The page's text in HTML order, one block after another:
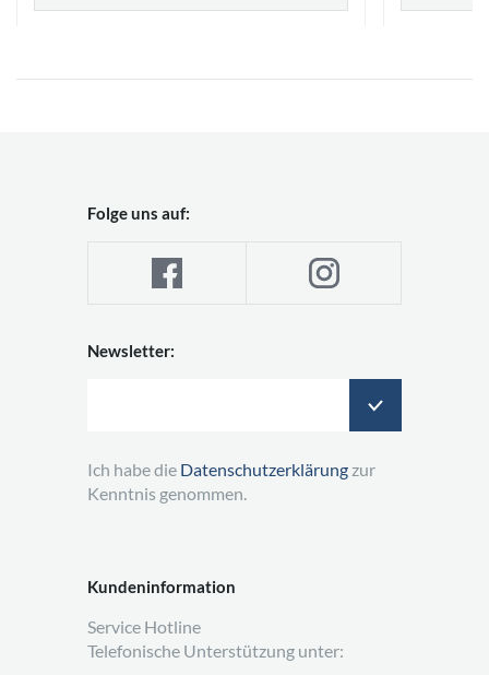
Kundeninformation
Service Hotline
Telefonische Unterstützung unter:
Folge uns auf:
Newsletter:
Ich habe die Datenschutzerklärung zur
Kenntnis genommen.